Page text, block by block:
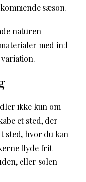
sæson.
naturen
med ind
ikke kun om
et sted, der
sted, hvor du kan
flyde frit –
eller solen